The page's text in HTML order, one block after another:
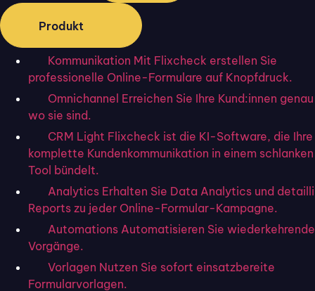
Produkt
Kommunikation Mit Flixcheck erstellen Sie
professionelle Online-Formulare auf Knopfdruck.
Omnichannel Erreichen Sie Ihre Kund:innen
wo sie sind.
CRM Light Flixcheck ist die KI-Software, die Ihre
komplette Kundenkommunikation in einem schlanken
Tool bündelt.
Analytics Erhalten Sie Data Analytics und
Reports zu jeder Online-Formular-Kampagne.
Automations Automatisieren Sie wiederkehrende
Vorgänge.
Vorlagen Nutzen Sie sofort einsatzbereite
Formularvorlagen.
elektronischen Unterschriften?
Die verschiedene Typen elektronischer Signaturen
unterscheiden sich in den Voraussetzungen, die sie
erfüllen müssen, um gültig zu sein. Die Signaturen weisen
unterschiedliche Sicherheitsstufen auf. Sie verwenden
unterschiedliche Verfahren zur Identifizierung des
Unterzeichners, verschiedene Zertifikate und unterliegen
einem unterschiedlich hohen Maß an Kontrolle.
Während die Einfache Elektronische Signatur quasi keine
Vorgaben bezüglich ihrer Signaturerstellungsdaten oder
Unterzeichnenden erfüllen muss, sind die beiden anderen
Formen der e-Unterschrift komplexer.
höheren Standards.